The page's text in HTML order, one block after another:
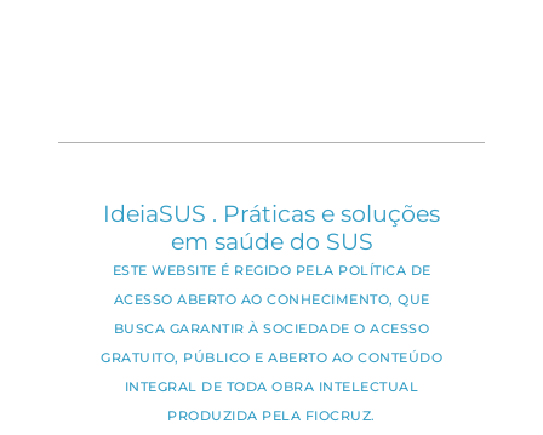
IdeiaSUS . Práticas e soluções
em saúde do SUS
ESTE WEBSITE É REGIDO PELA POLÍTICA DE
ACESSO ABERTO AO CONHECIMENTO, QUE
BUSCA GARANTIR À SOCIEDADE O ACESSO
GRATUITO, PÚBLICO E ABERTO AO CONTEÚDO
INTEGRAL DE TODA OBRA INTELECTUAL
PRODUZIDA PELA FIOCRUZ.